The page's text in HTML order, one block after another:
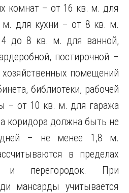
комнат – от 16 кв. м. для
для кухни – от 8 кв. м.
до 8 кв. м. для ванной,
постирочной –
помещений
библиотеки, рабочей
– от 10 кв. м. для гаража
коридора должна быть не
– не менее 1,8 м.
в пределах
и перегородок. При
мансарды учитывается